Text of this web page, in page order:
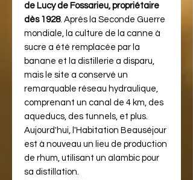
de Lucy de Fossarieu, propriétaire
dès 1928. Après la Seconde Guerre
mondiale, la culture de la canne à
sucre a été remplacée par la
banane et la distillerie a disparu,
mais le site a conservé un
remarquable réseau hydraulique,
comprenant un canal de 4 km, des
aqueducs, des tunnels, et plus.
Aujourd'hui, l'Habitation Beauséjour
est à nouveau un lieu de production
de rhum, utilisant un alambic pour
sa distillation.